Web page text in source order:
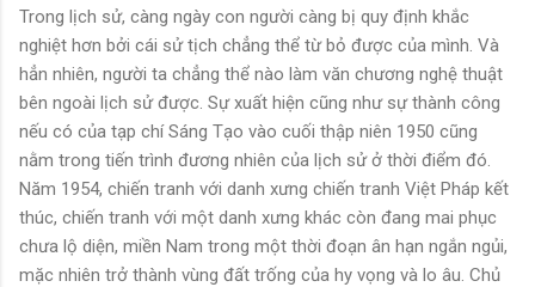
Trong lịch sử, càng ngày con người càng bị quy định khắc
nghiệt hơn bởi cái sử tịch chẳng thể từ bỏ được của mình. Và
hẳn nhiên, người ta chẳng thể nào làm văn chương nghệ thuật
bên ngoài lịch sử được. Sự xuất hiện cũng như sự thành công
nếu có của tạp chí Sáng Tạo vào cuối thập niên 1950 cũng
nằm trong tiến trình đương nhiên của lịch sử ở thời điểm đó.
Năm 1954, chiến tranh với danh xưng chiến tranh Việt Pháp kết
thúc, chiến tranh với một danh xưng khác còn đang mai phục
chưa lộ diện, miền Nam trong một thời đoạn ân hạn ngắn ngủi,
mặc nhiên trở thành vùng đất trống của hy vọng và lo âu. Chủ